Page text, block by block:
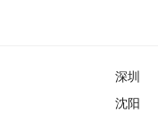
深圳
沈阳